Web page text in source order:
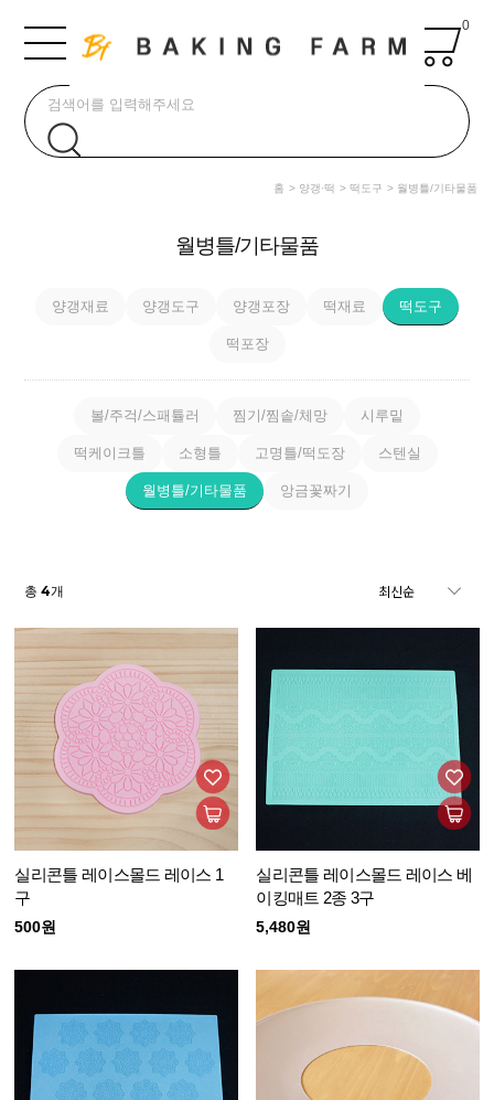
0
홈 양갱·떡 떡도구 월병틀/기타물품
월병틀/기타물품
양갱재료 양갱도구 양갱포장 떡재료 떡도구
떡포장
볼/주걱/스패튤러 찜기/찜솥/체망 시루밑
떡케이크틀 소형틀 고명틀/떡도장 스텐실
월병틀/기타물품 앙금꽃짜기
총4개
실리콘틀 레이스몰드 레이스 1
구
500원
실리콘틀 레이스몰드 레이스 베
이킹매트 2종 3구
5,480원